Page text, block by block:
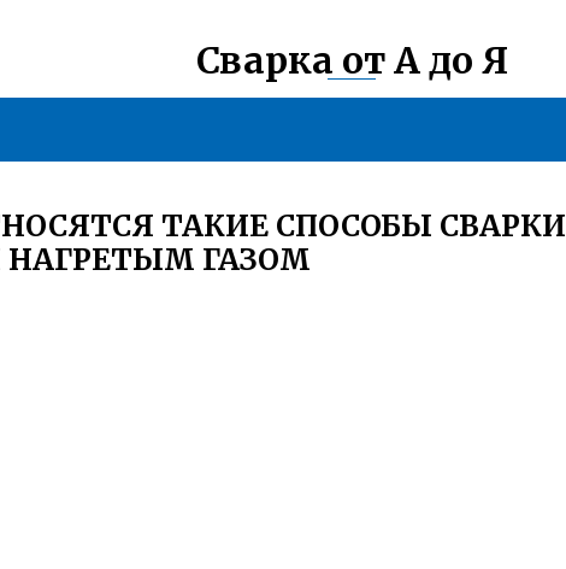
Сварка от А до Я
ТАКИЕ СПОСОБЫ СВАРКИ
НАГРЕТЫМ ГАЗОМ